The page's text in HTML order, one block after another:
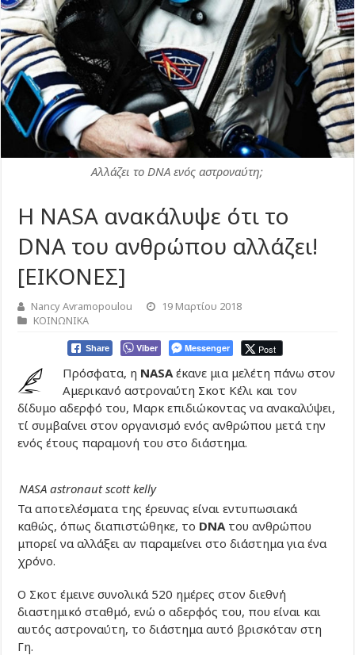
Αλλάζει το DNA ενός αστροναύτη;
Η NASA ανακάλυψε ότι το
DNA του ανθρώπου αλλάζει!
[ΕΙΚΟΝΕΣ]
Nancy Avramopoulou
19 Μαρτίου 2018
ΚΟΙΝΩΝΙΚΑ
Share Viber Messenger Post
Πρόσφατα, η NASA έκανε μια μελέτη πάνω στον
Αμερικανό αστροναύτη Σκοτ Κέλι και τον
δίδυμο αδερφό του, Μαρκ επιδιώκοντας να ανακαλύψει,
τί συμβαίνει στον οργανισμό ενός ανθρώπου μετά την
ενός έτους παραμονή του στο διάστημα.
NASA astronaut scott kelly
Τα αποτελέσματα της έρευνας είναι εντυπωσιακά
καθώς, όπως διαπιστώθηκε, το DNA του ανθρώπου
μπορεί να αλλάξει αν παραμείνει στο διάστημα για ένα
χρόνο.
Ο Σκοτ έμεινε συνολικά 520 ημέρες στον διεθνή
διαστημικό σταθμό, ενώ ο αδερφός του, που είναι και
αυτός αστροναύτη, το διάστημα αυτό βρισκόταν στη
Γη.